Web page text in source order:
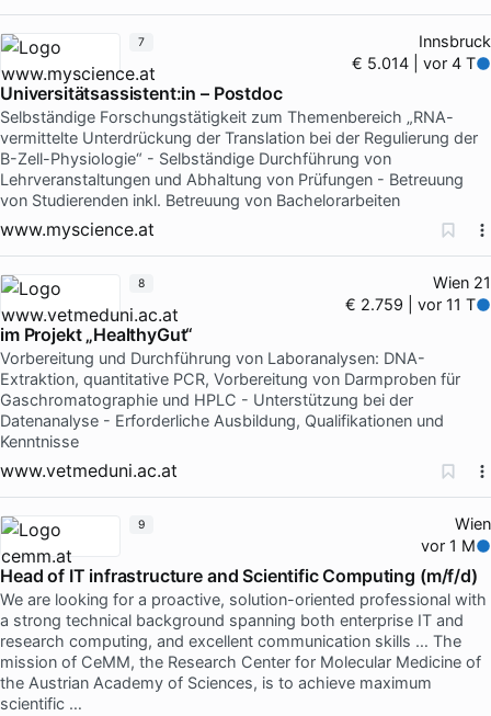
Innsbruck
€ 5.014 | vor 4 T
Universitätsassistent:in – Postdoc
Selbständige Forschungstätigkeit zum Themenbereich „RNA-
vermittelte Unterdrückung der Translation bei der Regulierung der
B-Zell-Physiologie“ - Selbständige Durchführung von
Lehrveranstaltungen und Abhaltung von Prüfungen - Betreuung
von Studierenden inkl. Betreuung von Bachelorarbeiten
www.myscience.at
7
Wien 21
€ 2.759 | vor 11 T
im Projekt „HealthyGut“
Vorbereitung und Durchführung von Laboranalysen: DNA-
Extraktion, quantitative PCR, Vorbereitung von Darmproben für
Gaschromatographie und HPLC - Unterstützung bei der
Datenanalyse - Erforderliche Ausbildung, Qualifikationen und
Kenntnisse
www.vetmeduni.ac.at
8
Wien
vor 1 M
Head of IT infrastructure and Scientific Computing (m/f/d)
We are looking for a proactive, solution-oriented professional with
a strong technical background spanning both enterprise IT and
research computing, and excellent communication skills … The
mission of CeMM, the Research Center for Molecular Medicine of
the Austrian Academy of Sciences, is to achieve maximum
scientific …
9